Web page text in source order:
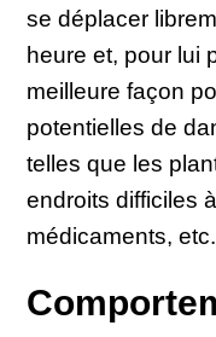
se déplacer
heure et, pour lui
meilleure façon
potentielles de
telles que les
endroits difficiles
médicaments, etc.